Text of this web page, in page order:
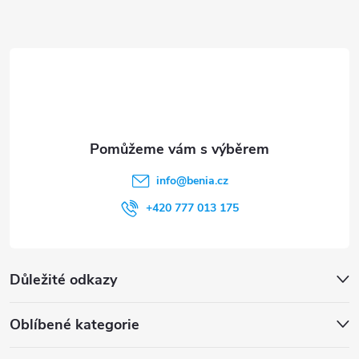
Důležité odkazy
Oblíbené kategorie
info@benia.cz
+420 777 013 175